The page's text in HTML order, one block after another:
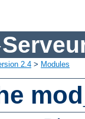
2.4 > Modules